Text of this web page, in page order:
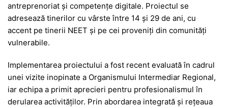
antreprenoriat și competențe digitale. Proiectul se
adresează tinerilor cu vârste între 14 și 29 de ani, cu
accent pe tinerii NEET și pe cei proveniți din comunități
vulnerabile.
Implementarea proiectului a fost recent evaluată în cadrul
unei vizite inopinate a Organismului Intermediar Regional,
iar echipa a primit aprecieri pentru profesionalismul în
derularea activităților. Prin abordarea integrată și rețeaua